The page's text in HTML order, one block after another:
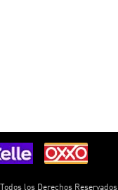
los Derechos Reservados